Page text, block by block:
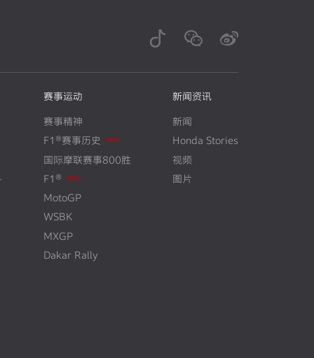
赛事运动
赛事精神
F1®赛事历史
NEW
国际摩联赛事800胜
F1®
N EW
MotoGP
WSBK
MXGP
Dakar Rally
新闻资讯
新闻
Honda Stories
视频
图片